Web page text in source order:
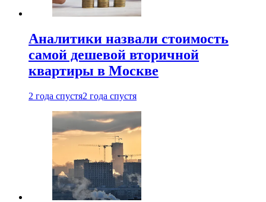
Аналитики назвали стоимость
самой дешевой вторичной
квартиры в Москве
2 года спустя2 года спустя